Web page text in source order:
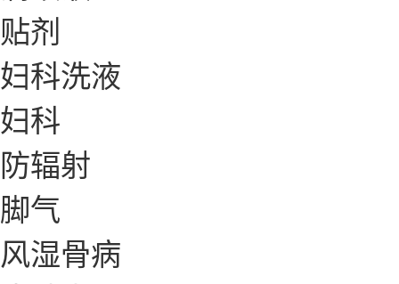
贴剂
妇科洗液
妇科
防辐射
脚气
风湿骨病